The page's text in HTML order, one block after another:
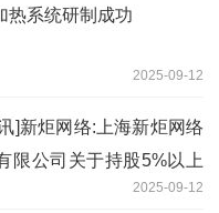
热系统研制成功
2025-09-12
]新炬网络:上海新炬网络
限公司关于持股5%以上
级管理人员减持股份结果
2025-09-12